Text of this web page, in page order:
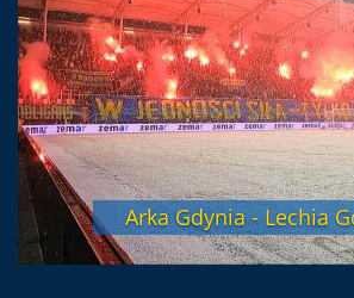
Arka Gdynia - Lechia